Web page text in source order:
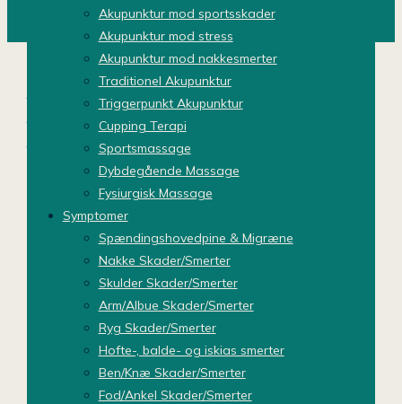
Akupunktur mod sportsskader
Akupunktur mod stress
Akupunktur mod nakkesmerter
Traditionel Akupunktur
Triggerpunkt Akupunktur
Cupping Terapi
Sportsmassage
Dybdegående Massage
Fysiurgisk Massage
Symptomer
Spændingshovedpine & Migræne
Nakke Skader/Smerter
Skulder Skader/Smerter
Arm/Albue Skader/Smerter
Ryg Skader/Smerter
Hofte-, balde- og iskias smerter
Ben/Knæ Skader/Smerter
Fod/Ankel Skader/Smerter
Sportsmassage v/ Jo Clingan –
Massage Aalborg.
RAB Massør, Fysiurgisk,
Graviditetsmassage. Behandlinger af
Stress, Smerter og Skader.
Skriv et svar